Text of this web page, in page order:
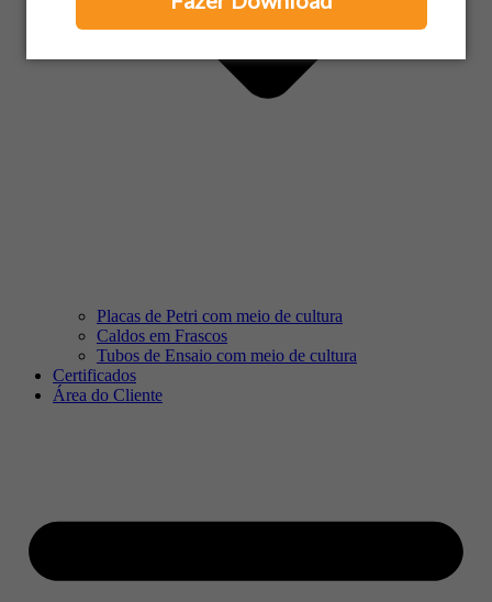
Placas de Petri com meio de cultura
Caldos em Frascos
Tubos de Ensaio com meio de cultura
Certificados
Área do Cliente